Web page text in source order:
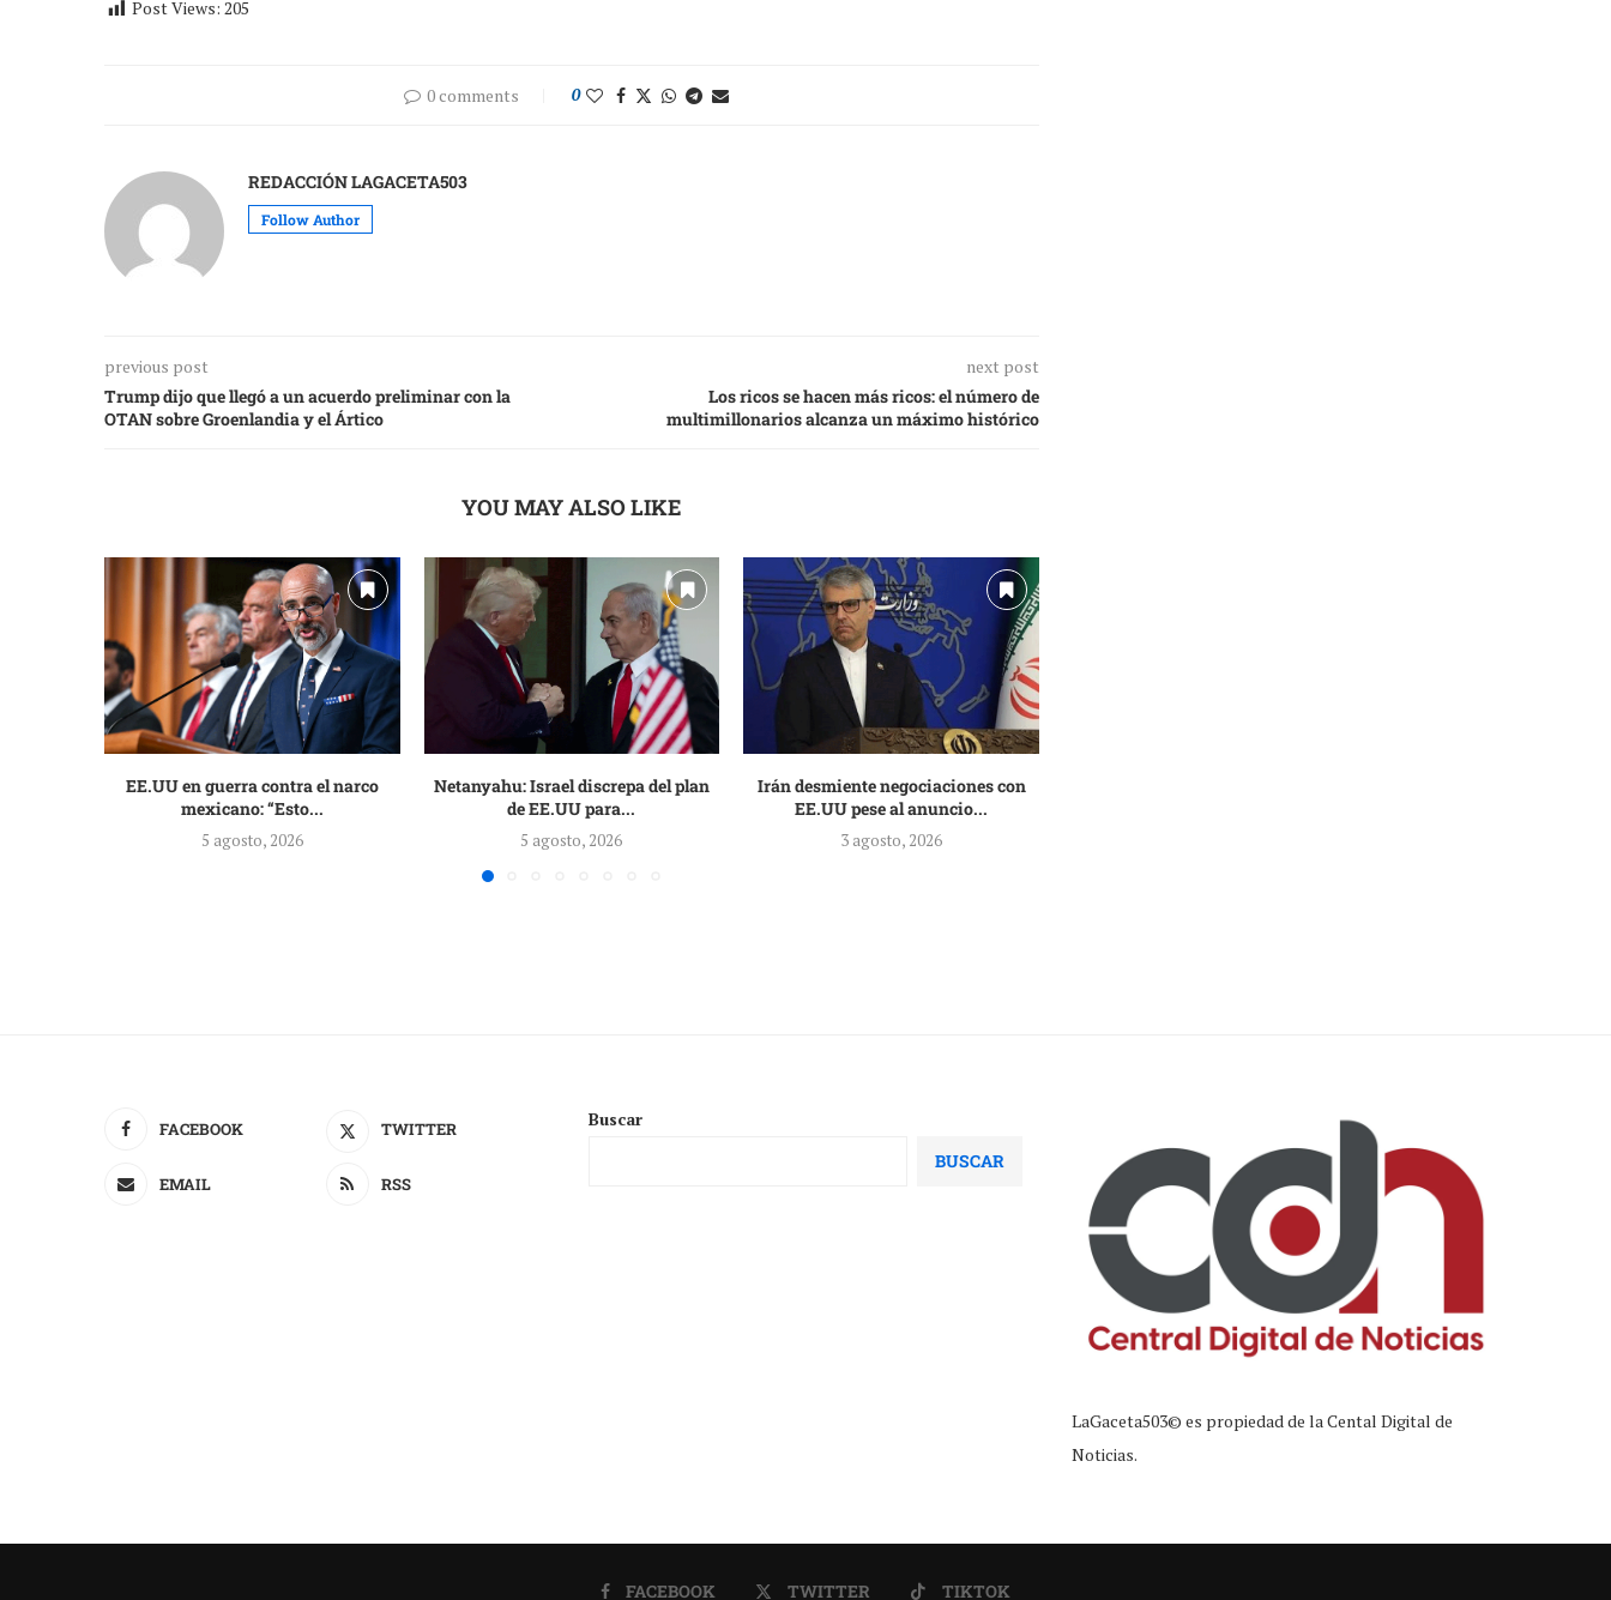
Post Views: 205
0 comments 0
REDACCIÓN LAGACETA503
Follow Author
previous post
Trump dijo que llegó a un acuerdo preliminar con la
OTAN sobre Groenlandia y el Ártico
next post
Los ricos se hacen más ricos: el número de
multimillonarios alcanza un máximo histórico
YOU MAY ALSO LIKE
EE.UU en guerra contra el narco
mexicano: “Esto...
5 agosto, 2026
Netanyahu: Israel discrepa del plan
de EE.UU para...
5 agosto, 2026
Irán desmiente negociaciones con
EE.UU pese al anuncio...
3 agosto, 2026
FACEBOOK TWITTER
EMAIL RSS
Buscar
BUSCAR
LaGaceta503© es propiedad de la Cental Digital de
Noticias.
FACEBOOK TWITTER TIKTOK